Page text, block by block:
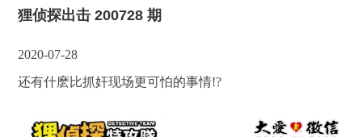
狸侦探出击 200728 期
2020-07-28
还有什麽比抓奸现场更可怕的事情!?